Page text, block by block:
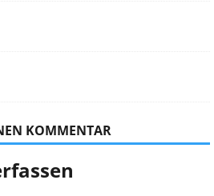
KOMMENTAR